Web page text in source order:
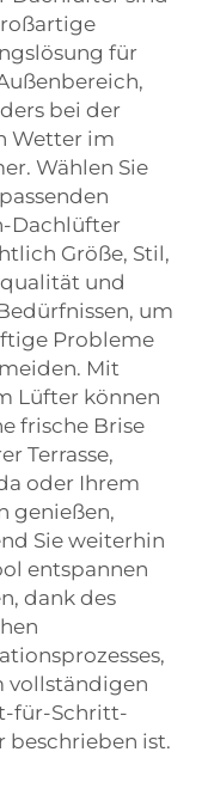
für
bei der
Wetter im
Wählen Sie
Dachlüfter
Größe, Stil,
und
um
Probleme
Mit
Lüfter können
frische Brise
Terrasse,
oder Ihrem
genießen,
Sie weiterhin
entspannen
dank des
vollständigen
für-Schritt-
beschrieben ist.